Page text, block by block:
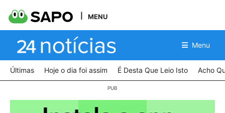
MENU
Menu
Últimas Hoje o dia foi assim É Desta Que Leio Isto Acho